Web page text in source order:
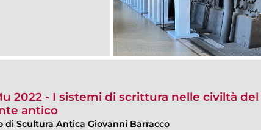
2022 - I sistemi di scrittura nelle civiltà
antico
di Scultura Antica Giovanni Barracco